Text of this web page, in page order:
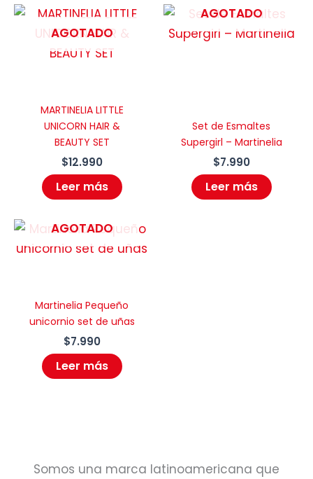
AGOTADO
MARTINELIA LITTLE
UNICORN HAIR &
BEAUTY SET
$12.990
Leer más
AGOTADO
Set de Esmaltes
Supergirl – Martinelia
$7.990
Leer más
AGOTADO
Martinelia Pequeño
unicornio set de uñas
$7.990
Leer más
Somos una marca latinoamericana que